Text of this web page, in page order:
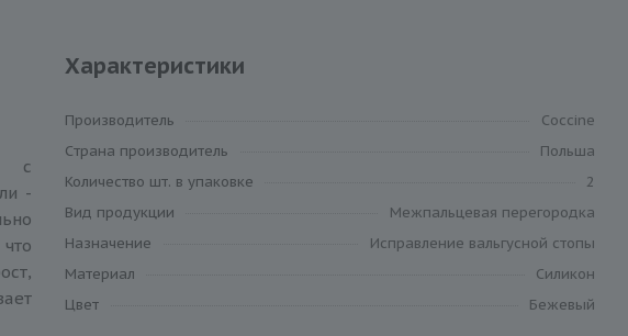
с
-
Характеристики
Производитель
Coccine
Cтрана производитель
Польша
Количество шт. в упаковке
2
Вид продукции
Межпальцевая перегородка
Назначение
Исправление вальгусной стопы
Материал
Силикон
Цвет
Бежевый